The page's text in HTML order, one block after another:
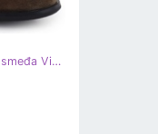
Ženske kožne visoke potpetice smeđa Vinceza 66805